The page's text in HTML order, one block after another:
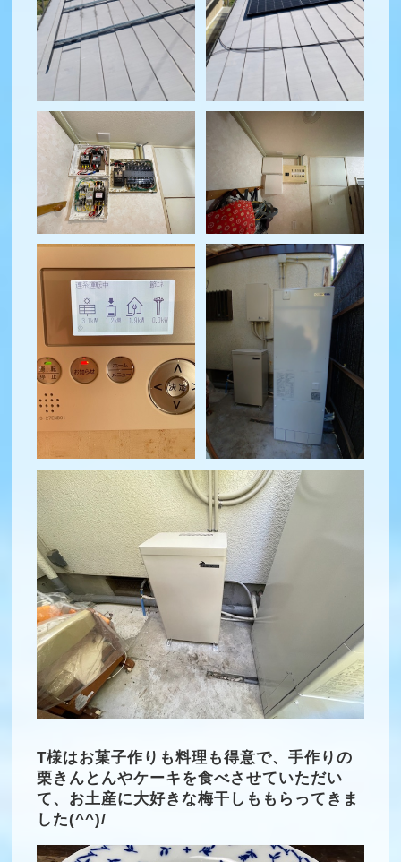
T様はお菓子作りも料理も得意で、手作りの
栗きんとんやケーキを食べさせていただい
て、お土産に大好きな梅干しももらってきま
した(^^)/